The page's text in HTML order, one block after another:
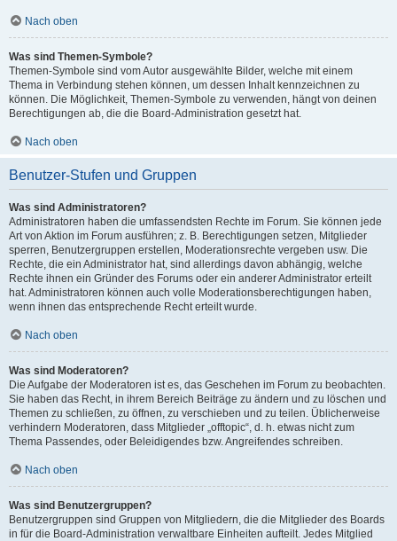
Nach oben
Was sind Themen-Symbole?
Themen-Symbole sind vom Autor ausgewählte Bilder, welche mit einem
Thema in Verbindung stehen können, um dessen Inhalt kennzeichnen zu
können. Die Möglichkeit, Themen-Symbole zu verwenden, hängt von deinen
Berechtigungen ab, die die Board-Administration gesetzt hat.
Nach oben
Benutzer-Stufen und Gruppen
Was sind Administratoren?
Administratoren haben die umfassendsten Rechte im Forum. Sie können jede
Art von Aktion im Forum ausführen; z. B. Berechtigungen setzen, Mitglieder
sperren, Benutzergruppen erstellen, Moderationsrechte vergeben usw. Die
Rechte, die ein Administrator hat, sind allerdings davon abhängig, welche
Rechte ihnen ein Gründer des Forums oder ein anderer Administrator erteilt
hat. Administratoren können auch volle Moderationsberechtigungen haben,
wenn ihnen das entsprechende Recht erteilt wurde.
Nach oben
Was sind Moderatoren?
Die Aufgabe der Moderatoren ist es, das Geschehen im Forum zu beobachten.
Sie haben das Recht, in ihrem Bereich Beiträge zu ändern und zu löschen und
Themen zu schließen, zu öffnen, zu verschieben und zu teilen. Üblicherweise
verhindern Moderatoren, dass Mitglieder „offtopic“, d. h. etwas nicht zum
Thema Passendes, oder Beleidigendes bzw. Angreifendes schreiben.
Nach oben
Was sind Benutzergruppen?
Benutzergruppen sind Gruppen von Mitgliedern, die die Mitglieder des Boards
in für die Board-Administration verwaltbare Einheiten aufteilt. Jedes Mitglied